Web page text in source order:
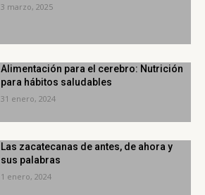
3 marzo, 2025
Alimentación para el cerebro: Nutrición
para hábitos saludables
31 enero, 2024
Las zacatecanas de antes, de ahora y
sus palabras
1 enero, 2024